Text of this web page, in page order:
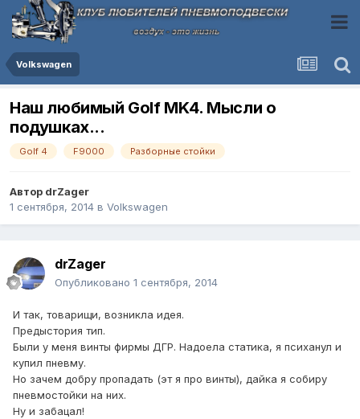
Volkswagen
Наш любимый Golf MK4. Мысли о
подушках...
Golf 4 F9000 Разборные стойки
Автор drZager
1 сентября, 2014 в Volkswagen
drZager
Опубликовано 1 сентября, 2014
И так, товарищи, возникла идея.
Предыстория тип.
Были у меня винты фирмы ДГР. Надоела статика, я психанул и
купил пневму.
Но зачем добру пропадать (эт я про винты), дайка я собиру
пневмостойки на них.
Ну и забацал!